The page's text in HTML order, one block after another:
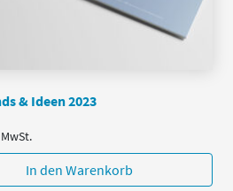
& Ideen 2023
In den Warenkorb